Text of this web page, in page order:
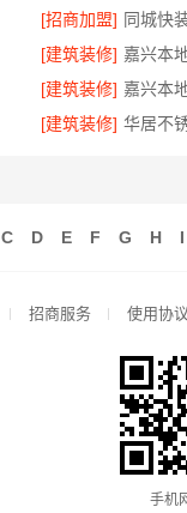
[招商加盟]
[建筑装修]
[建筑装修]
[建筑装修] 华居不
C D E F G H I
招商服务 使用协议
手机